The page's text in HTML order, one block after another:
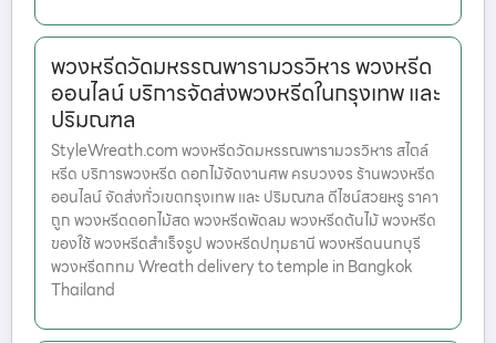
พวงหรีดวัดมหรรณพารามวรวิหาร พวงหรีด
ออนไลน์ บริการจัดส่งพวงหรีดในกรุงเทพ และ
ปริมณฑล
StyleWreath.com พวงหรีดวัดมหรรณพารามวรวิหาร สไตล์
หรีด บริการพวงหรีด ดอกไม้จัดงานศพ ครบวงจร ร้านพวงหรีด
ออนไลน์ จัดส่งทั่วเขตกรุงเทพ และ ปริมณฑล ดีไซน์สวยหรู ราคา
ถูก พวงหรีดดอกไม้สด พวงหรีดพัดลม พวงหรีดต้นไม้ พวงหรีด
ของใช้ พวงหรีดสำเร็จรูป พวงหรีดปทุมธานี พวงหรีดนนทบุรี
พวงหรีดกทม Wreath delivery to temple in Bangkok
Thailand